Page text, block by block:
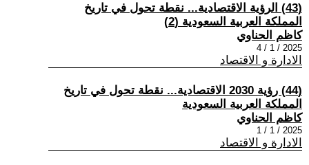
(43) الرؤية الاقتصادية... نقطة تحول في تاريخ
المملكة العربية السعودية (2)
كاظم الحناوي
2025 / 1 / 4
الادارة و الاقتصاد
(44) رؤية 2030 الاقتصادية... نقطة تحول في تاريخ
المملكة العربية السعودية
كاظم الحناوي
2025 / 1 / 1
الادارة و الاقتصاد